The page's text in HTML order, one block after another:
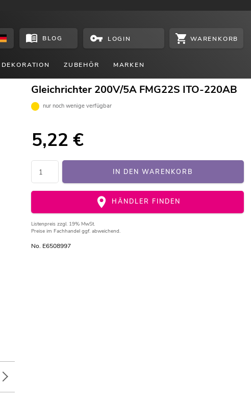
BLOG LOGIN WARENKORB
DEKORATION ZUBEHÖR MARKEN
Gleichrichter 200V/5A FMG22S ITO-220AB
nur noch wenige verfügbar
5,22 €
IN DEN WARENKORB
HÄNDLER FINDEN
Listenpreis zzgl. 19% MwSt.
Preise im Fachhandel ggf. abweichend.
No. E6508997